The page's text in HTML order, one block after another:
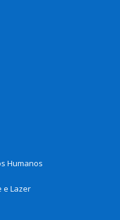
Humanos
e Lazer